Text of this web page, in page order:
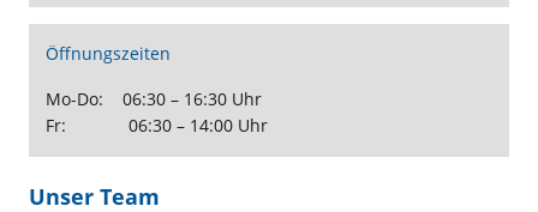
Öffnungszeiten
Mo-Do: 06:30 – 16:30 Uhr
Fr: 06:30 – 14:00 Uhr
Unser Team